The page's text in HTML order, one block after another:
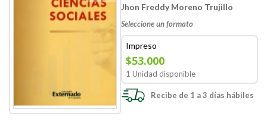
Jhon Freddy Moreno Trujillo
Seleccione un formato
Impreso
$53.000
1 Unidad disponible
Recibe de 1 a 3 días hábiles